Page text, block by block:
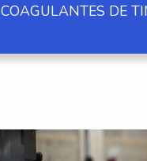
COAGULANTES DE